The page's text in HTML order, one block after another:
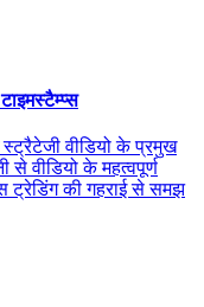
वीडियो के प्रमुख
वीडियो के महत्वपूर्ण
ट्रेडिंग की गहराई से समझ